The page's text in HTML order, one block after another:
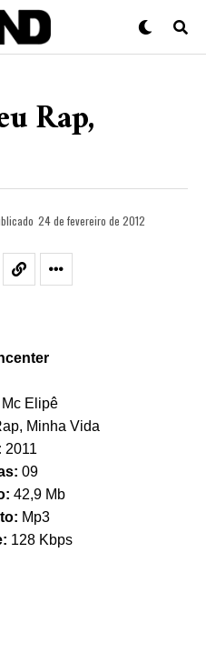
Rap,
24 de fevereiro de 2012
Mc Elipê
Minha Vida
2011
09
42,9 Mb
Mp3
128 Kbps